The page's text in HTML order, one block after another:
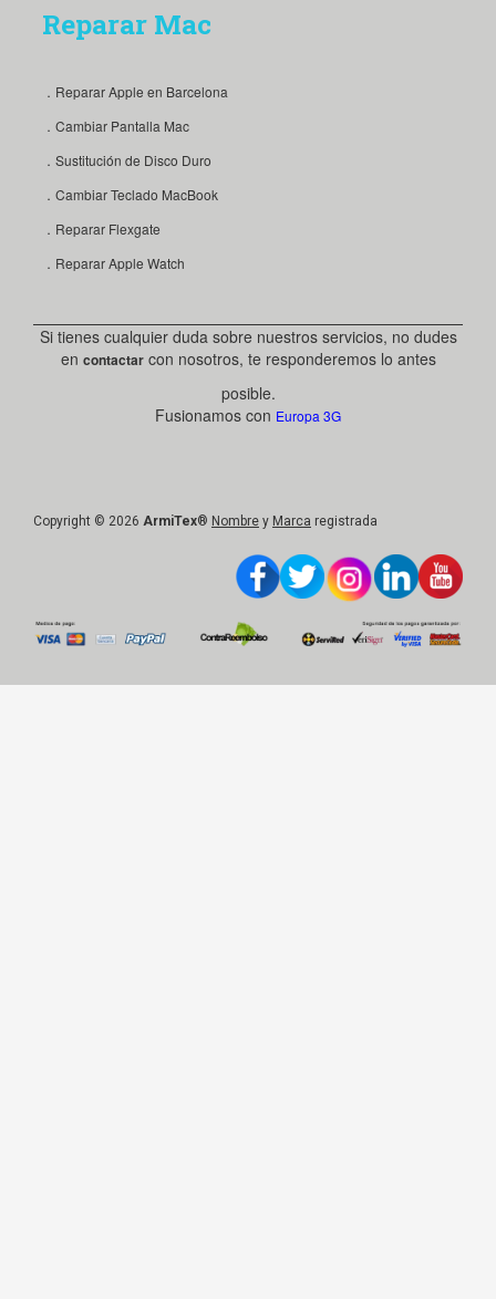
Reparar Mac
．Reparar Apple en Barcelona
．Cambiar Pantalla Mac
．Sustitución de Disco Duro
．Cambiar Teclado MacBook
．Reparar Flexgate
．Reparar Apple Watch
Si tienes cualquier duda sobre nuestros servicios, no dudes
en contactarcon nosotros, te responderemos lo antes
posible.
Fusionamos con Europa 3G
Copyright © 2026 ArmiTex® Nombre y Marca registrada